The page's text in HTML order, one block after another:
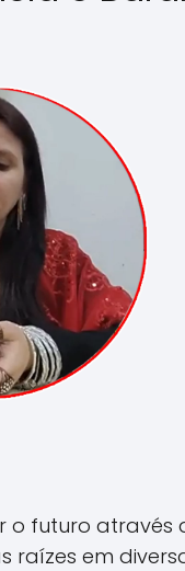
o futuro através
raízes em